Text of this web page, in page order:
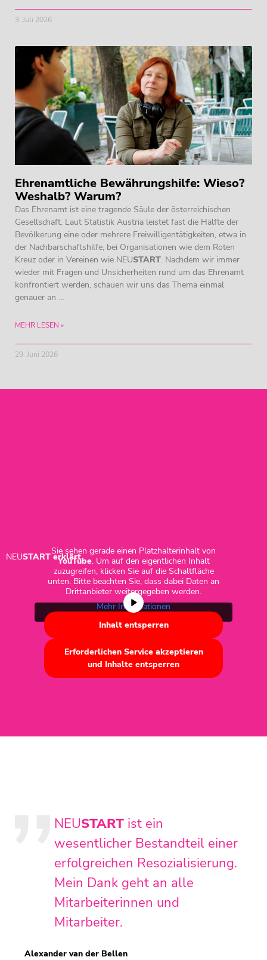
3. Juli 2026
Ehrenamtliche Bewährungshilfe: Wieso?
Weshalb? Warum?
Das Ehrenamt ist eine tragende Säule der österreichischen
Gesellschaft. Laut Statistik Austria leistet fast die Hälfte der
Bevölkerung eine oder mehrere Freiwilligentätigkeiten, etwa in
der Nachbarschaftshilfe, bei Organisationen wie dem Roten
Kreuz oder in Vereinen wie NEUSTART. Nachdem wir immer
wieder mit Fragen und Unsicherheiten rund um das Ehrenamt
konfrontiert werden, schauen wir uns das Thema einmal
genauer an …
MEHR LESEN »
29. Juni 2026
NEUSTARTerklärt
Sie sehen gerade einen Platzhalterinhalt von
YouTube. Um auf den eigentlichen Inhalt
zuzugreifen, klicken Sie auf die Schaltfläche
unten. Bitte beachten Sie, dass dabei Daten an
Drittanbieter weitergegeben werden.
Mehr Informationen
Inhalt entsperren
Erforderlichen Service akzeptieren
und Inhalte entsperren
NEUSTARTist ein
wesentlicher Bestandteil einer
erfolgreichen Resozialisierung.
Mein Dank geht an alle
Mitarbeiterinnen und
Mitarbeiter.
Alexander van der Bellen